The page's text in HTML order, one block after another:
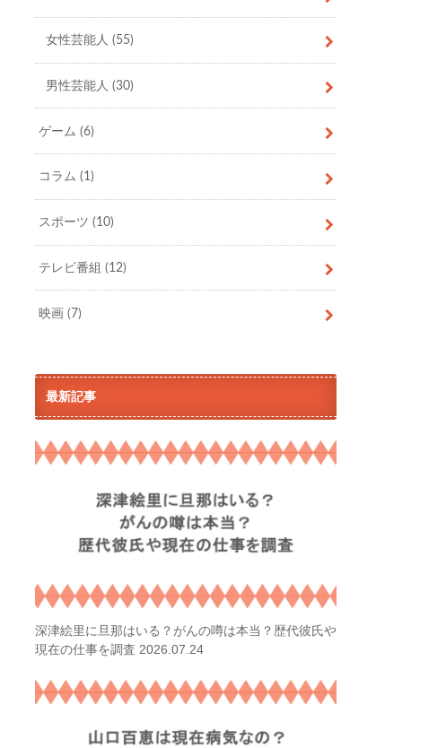
女性芸能人 (55)
男性芸能人 (30)
ゲーム(6)
コラム(1)
スポーツ(10)
テレビ番組(12)
映画(7)
最新記事
深津絵里に旦那はいる？がんの噂は本当？歴代彼氏や
現在の仕事を調査 2026.07.24